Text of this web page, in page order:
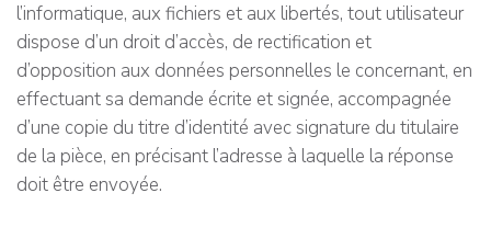
l’informatique, aux fichiers et aux libertés, tout utilisateur
dispose d’un droit d’accès, de rectification et
d’opposition aux données personnelles le concernant, en
effectuant sa demande écrite et signée, accompagnée
d’une copie du titre d’identité avec signature du titulaire
de la pièce, en précisant l’adresse à laquelle la réponse
doit être envoyée.